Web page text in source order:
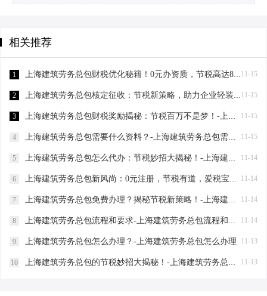
相关推荐
11-15
1 上海建筑劳务总包财税优化秘籍！0元办资质，节税高达80%-上海建筑劳务总包财税优化
11-15
2 上海建筑劳务总包核定征收：节税新策略，助力企业轻装上阵！-上海建筑劳务总包核定征收
11-15
3 上海建筑劳务总包财税奖励揭秘：节税百万不是梦！-上海建筑劳务总包财税奖励
11-15
4 上海建筑劳务总包需要什么资料？-上海建筑劳务总包需要什么资料
11-14
5 上海建筑劳务总包怎么代办：节税妙招大揭秘！-上海建筑劳务总包怎么代办
11-14
6 上海建筑劳务总包新风尚：0元注册，节税有道，爱税宝助力企业轻装上阵！-上海建筑劳务总包需要到场吗？
11-14
7 上海建筑劳务总包免费办理？揭秘节税新策略！-上海建筑劳务总包免费办理吗？
11-14
8 上海建筑劳务总包流程和要求-上海建筑劳务总包流程和要求
11-13
9 上海建筑劳务总包怎么办理？-上海建筑劳务总包怎么办理
11-13
10 上海建筑劳务总包的节税妙招大揭秘！-上海建筑劳务总包怎么筹划